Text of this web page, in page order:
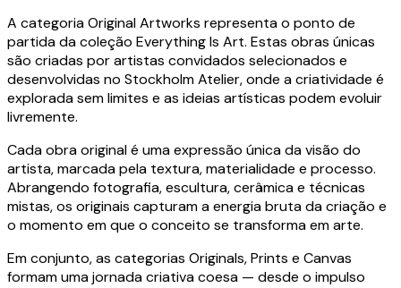
A categoria Original Artworks representa o ponto de
partida da coleção Everything Is Art. Estas obras únicas
são criadas por artistas convidados selecionados e
desenvolvidas no Stockholm Atelier, onde a criatividade é
explorada sem limites e as ideias artísticas podem evoluir
livremente.
Cada obra original é uma expressão única da visão do
artista, marcada pela textura, materialidade e processo.
Abrangendo fotografia, escultura, cerâmica e técnicas
mistas, os originais capturam a energia bruta da criação e
o momento em que o conceito se transforma em arte.
Em conjunto, as categorias Originals, Prints e Canvas
formam uma jornada criativa coesa — desde o impulso